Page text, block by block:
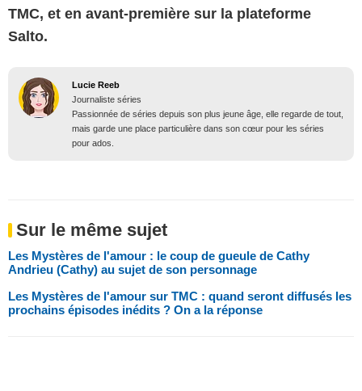
TMC, et en avant-première sur la plateforme
Salto.
Lucie Reeb
Journaliste séries
Passionnée de séries depuis son plus jeune âge, elle regarde de tout,
mais garde une place particulière dans son cœur pour les séries
pour ados.
Sur le même sujet
Les Mystères de l'amour : le coup de gueule de Cathy
Andrieu (Cathy) au sujet de son personnage
Les Mystères de l'amour sur TMC : quand seront diffusés les
prochains épisodes inédits ? On a la réponse